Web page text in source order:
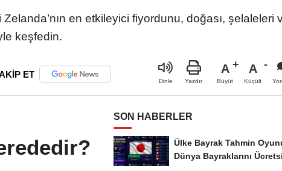
en etkileyici fiyordunu, doğası, şelaleleri
keşfedin.
ET
Dinle Yazdır
A
Büyüt
A
Küçült
SON HABERLER
Ülke Bayrak Tahmin
Dünya Bayraklarını